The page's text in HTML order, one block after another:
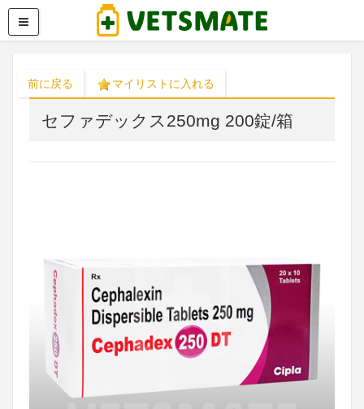
前に戻る マイリストに入れる
セファデックス250mg 200錠/箱